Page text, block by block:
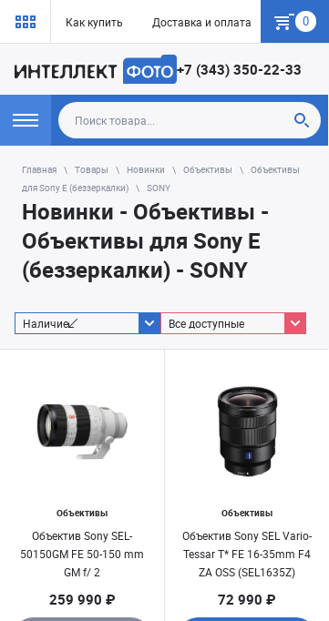
Как купить Доставка и оплата Гарантия
0
+7 (343) 350-22-33
Главная Товары Новинки Объективы
Объективы
для Sony E (беззеркалки)
SONY
Новинки - Объективы -
Объективы для Sony E
(беззеркалки) - SONY
Наличие Все доступные
Объективы
Объектив Sony SEL-
50150GM FE 50-150 mm
GM f/ 2
259 990 ₽
Объективы
Объектив Sony SEL Vario-
Tessar T* FE 16-35mm F4
ZA OSS (SEL1635Z)
72 990 ₽